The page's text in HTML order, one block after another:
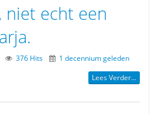
niet echt een
376 Hits 1 decennium geleden
Lees Verder...